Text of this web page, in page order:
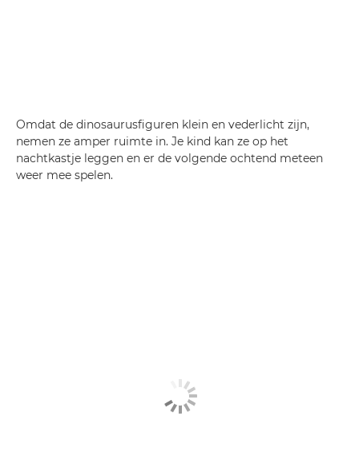
Omdat de dinosaurusfiguren klein en vederlicht zijn,
nemen ze amper ruimte in. Je kind kan ze op het
nachtkastje leggen en er de volgende ochtend meteen
weer mee spelen.